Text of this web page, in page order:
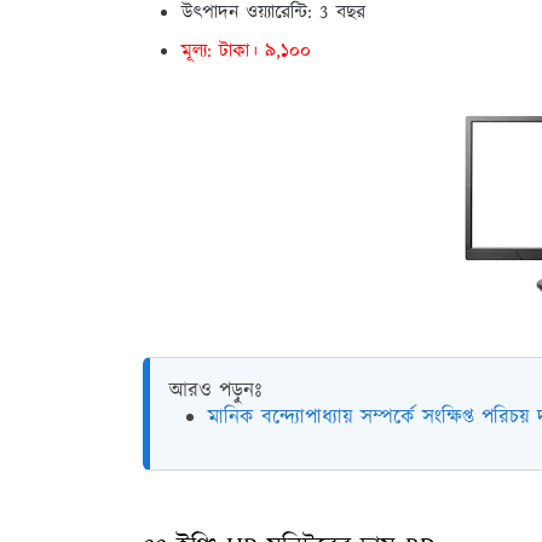
উত্পাদন ওয়্যারেন্টি: 3 বছর
মূল্য: টাকা। ৯,১০০
আরও পড়ুনঃ
মানিক বন্দ্যোপাধ্যায় সম্পর্কে সংক্ষিপ্ত পরিচয়